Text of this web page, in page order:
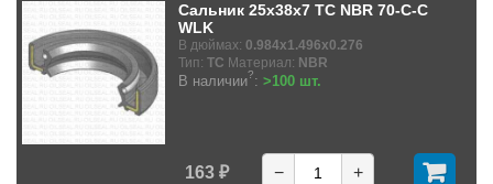
Сальник 25x38x7 TC NBR 70-C-C
WLK
В дюймах: 0.984x1.496x0.276
Тип: TC Материал: NBR
В наличии?: >100 шт.
163 ₽ − +